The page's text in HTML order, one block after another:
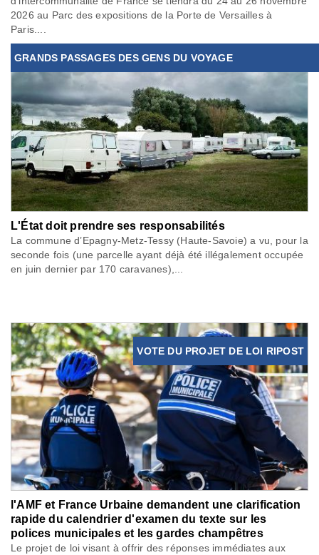
2026 au Parc des expositions de la Porte de Versailles à
Paris....
GRANDS PASSAGES DES GENS DU VOYAGE
L'État doit prendre ses responsabilités
La commune d’Epagny-Metz-Tessy (Haute-Savoie) a vu, pour la
seconde fois (une parcelle ayant déjà été illégalement occupée
en juin dernier par 170 caravanes),...
VOTE DU PROJET DE LOI RIPOST
l'AMF et France Urbaine demandent une clarification
rapide du calendrier d'examen du texte sur les
polices municipales et les gardes champêtres
Le projet de loi visant à offrir des réponses immédiates aux